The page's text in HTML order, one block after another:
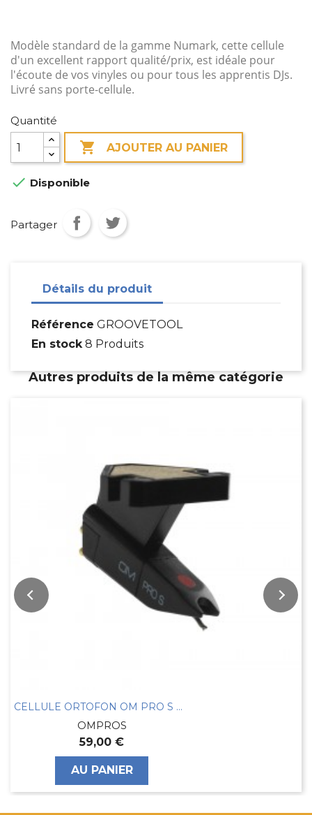
Modèle standard de la gamme Numark, cette cellule
d'un excellent rapport qualité/prix, est idéale pour
l'écoute de vos vinyles ou pour tous les apprentis DJs.
Livré sans porte-cellule.
Quantité
 AJOUTER AU PANIER
 Disponible
Partager
Détails du produit
Référence GROOVETOOL
En stock 8 Produits
Autres produits de la même catégorie
CELLULE ORTOFON OM PRO S NOIRE
OMPROS
59,00 €
AU PANIER